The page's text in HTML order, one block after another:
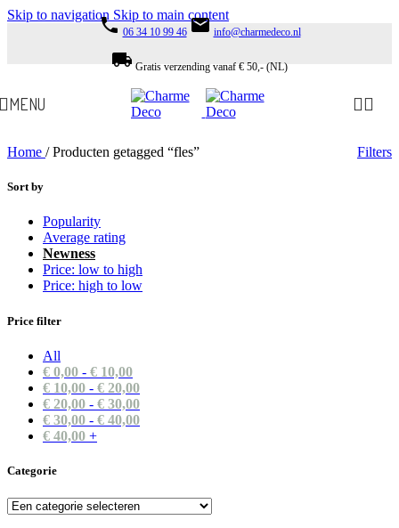
Skip to navigation Skip to main content
phone 06 34 10 99 46 email info@charmedeco.nl
local_shipping Gratis verzending vanaf € 50,- (NL)
MENU
Home / Producten getagged “fles” Filters
Sort by
Popularity
Average rating
Newness
Price: low to high
Price: high to low
Price filter
All
€ 0,00 - € 10,00
€ 10,00 - € 20,00
€ 20,00 - € 30,00
€ 30,00 - € 40,00
€ 40,00 +
Categorie